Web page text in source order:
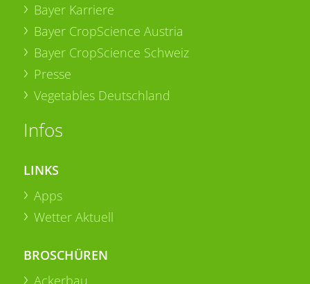
Bayer Karriere
Bayer CropScience Austria
Bayer CropScience Schweiz
Presse
Vegetables Deutschland
Infos
LINKS
Apps
Wetter Aktuell
BROSCHÜREN
Ackerbau